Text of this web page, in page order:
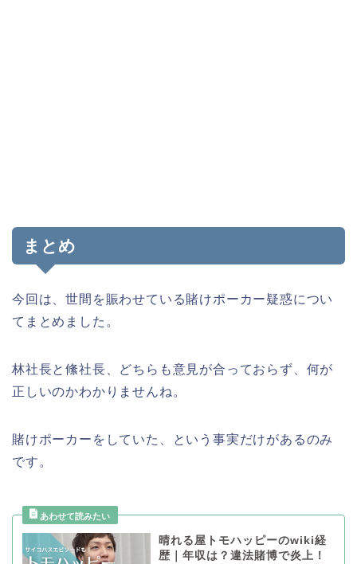
まとめ
今回は、世間を賑わせている賭けポーカー疑惑につい
てまとめました。
林社長と絛社長、どちらも意見が合っておらず、何が
正しいのかわかりませんね。
賭けポーカーをしていた、という事実だけがあるのみ
です。
晴れる屋トモハッピーのwiki経
歴｜年収は？違法賭博で炎上！